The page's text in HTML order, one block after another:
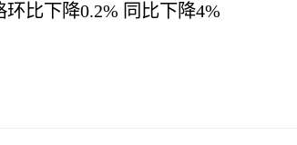
比下降0.2% 同比下降4%